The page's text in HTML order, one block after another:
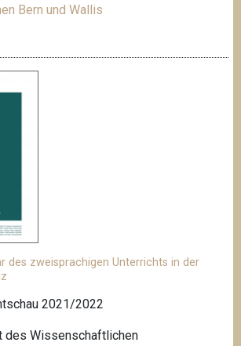
Bern und Wallis
des zweisprachigen Unterrichts in der
2021/2022
des Wissenschaftlichen